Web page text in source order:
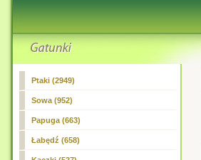
Ptaki (2949)
Sowa (952)
Papuga (663)
Łabędź (658)